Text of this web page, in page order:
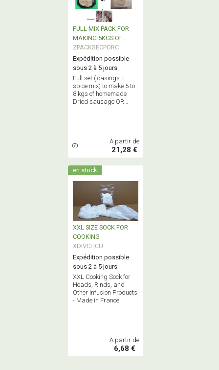
FULL MIX PACK FOR
MAKING 5KGS OF
DRIED SAUSAGE
ZPACKSECPORC
Expédition possible
sous 2 à 5 jours
Full set ( casings +
spice mix) to make 5 to
8 kgs of homemade
Dried sausage OR
(7)
A partir de
21,28 €
en stock
XXL SIZE SOCK FOR
COOKING
XDIVCHCU
Expédition possible
sous 2 à 5 jours
XXL Cooking Sock for
Heads, Rinds, and
Other Infusion Products
- Made in France
A partir de
6,68 €